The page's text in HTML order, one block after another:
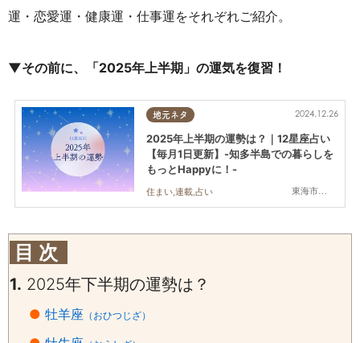
運・恋愛運・健康運・仕事運をそれぞれご紹介。
▼その前に、「2025年上半期」の運気を復習！
地元ネタ
東海市,大府市,知多市,東浦町,阿久比町,半田市,常滑市,武豊町,美浜町,南知多町
2024.12.26
2025年上半期の運勢は？｜12星座占い
【毎月1日更新】-知多半島での暮らしを
もっとHappyに！-
住まい,連載,占い
目 次
1. 2025年下半期の運勢は？
● 牡羊座 （おひつじざ）